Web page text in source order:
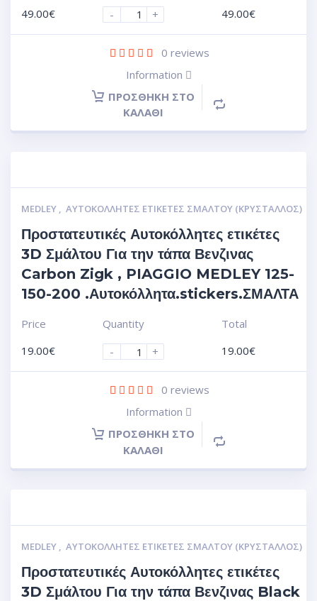
49.00€ - + 49.00€
0 reviews
Information
ΠΡΟΣΘΉΚΗ ΣΤΟ
ΚΑΛΆΘΙ
MEDLEY , ΑΥΤΟΚΌΛΛΗΤΕΣ ΕΤΙΚΈΤΕΣ ΣΜΆΛΤΟΥ (ΚΡΥΣΤΑΛΛΟΣ)
Προστατευτικές Αυτοκόλλητες ετικέτες
3D Σμάλτου Για την τάπα Βενζινας
Carbon Zigk , PIAGGIO MEDLEY 125-
150-200 .Αυτοκόλλητα.stickers.ΣΜΑΛΤΑ
Price
19.00€
Quantity
-
+
Total
19.00€
0 reviews
Information
ΠΡΟΣΘΉΚΗ ΣΤΟ
ΚΑΛΆΘΙ
MEDLEY , ΑΥΤΟΚΌΛΛΗΤΕΣ ΕΤΙΚΈΤΕΣ ΣΜΆΛΤΟΥ (ΚΡΥΣΤΑΛΛΟΣ)
Προστατευτικές Αυτοκόλλητες ετικέτες
3D Σμάλτου Για την τάπα Βενζινας Black